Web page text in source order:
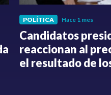
POLÍTICA Hace 1 mes
Candidatos
reaccionan al
el resultado de